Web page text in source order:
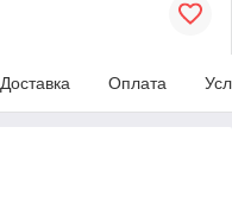
Доставка Оплата